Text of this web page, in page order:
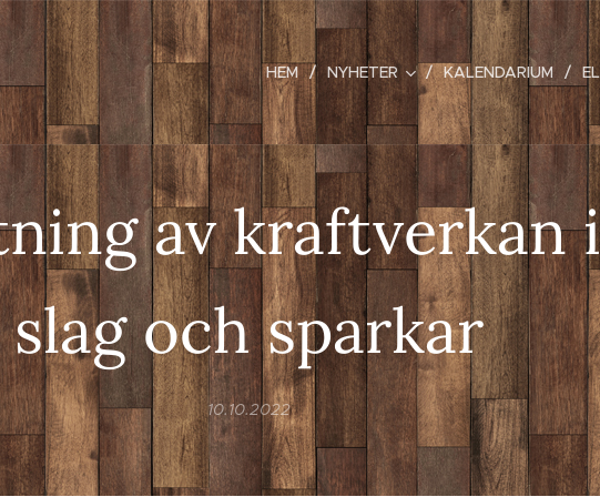
HEM NYHETER KALENDARIUM
av kraftverkan i
slag och sparkar
10.10.2022